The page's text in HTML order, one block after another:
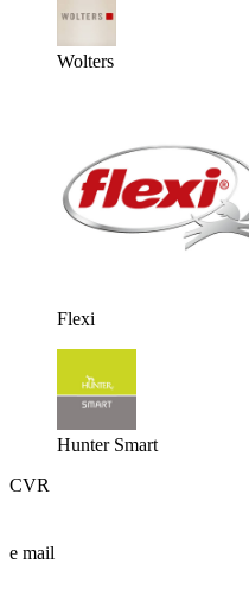
Wolters
Flexi
Hunter Smart
CVR
e mail